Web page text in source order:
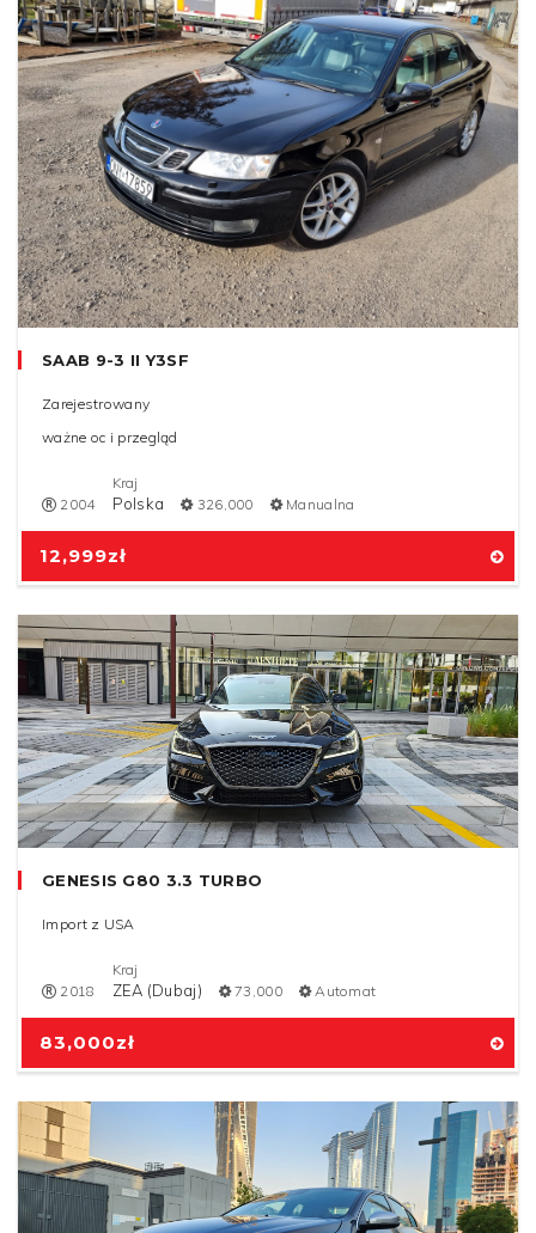
12,999zł
SAAB 9-3 II Y3SF
Zarejestrowany
ważne oc i przegląd
2004
Kraj
Polska 326,000 Manualna
83,000zł
GENESIS G80 3.3 TURBO
Import z USA
2018
Kraj
ZEA (Dubaj) 73,000 Automat